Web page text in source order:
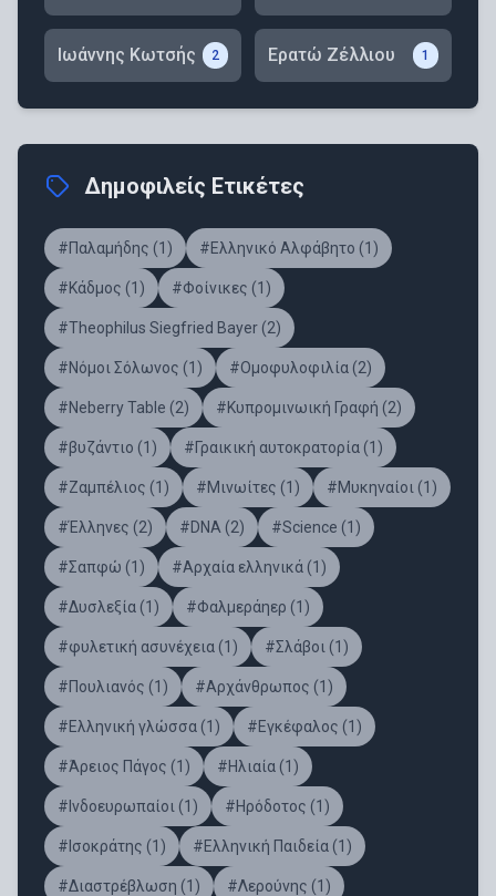
Ιωάννης Κωτσής 2 Ερατώ Ζέλλιου 1
Δημοφιλείς Ετικέτες
#Παλαμήδης (1) #Ελληνικό Αλφάβητο (1)
#Κάδμος (1) #Φοίνικες (1)
#Theophilus Siegfried Bayer (2)
#Νόμοι Σόλωνος (1) #Ομοφυλοφιλία (2)
#Νeberry Table (2) #Κυπρομινωική Γραφή (2)
#βυζάντιο (1) #Γραικική αυτοκρατορία (1)
#Ζαμπέλιος (1) #Μινωίτες (1) #Μυκηναίοι (1)
#Έλληνες (2) #DNA (2) #Science (1)
#Σαπφώ (1) #Αρχαία ελληνικά (1)
#Δυσλεξία (1) #Φαλμεράηερ (1)
#φυλετική ασυνέχεια (1) #Σλάβοι (1)
#Πουλιανός (1) #Αρχάνθρωπος (1)
#Ελληνική γλώσσα (1) #Εγκέφαλος (1)
#Άρειος Πάγος (1) #Ηλιαία (1)
#Ινδοευρωπαίοι (1) #Ηρόδοτος (1)
#Ισοκράτης (1) #Ελληνική Παιδεία (1)
#Διαστρέβλωση (1) #Λερούνης (1)